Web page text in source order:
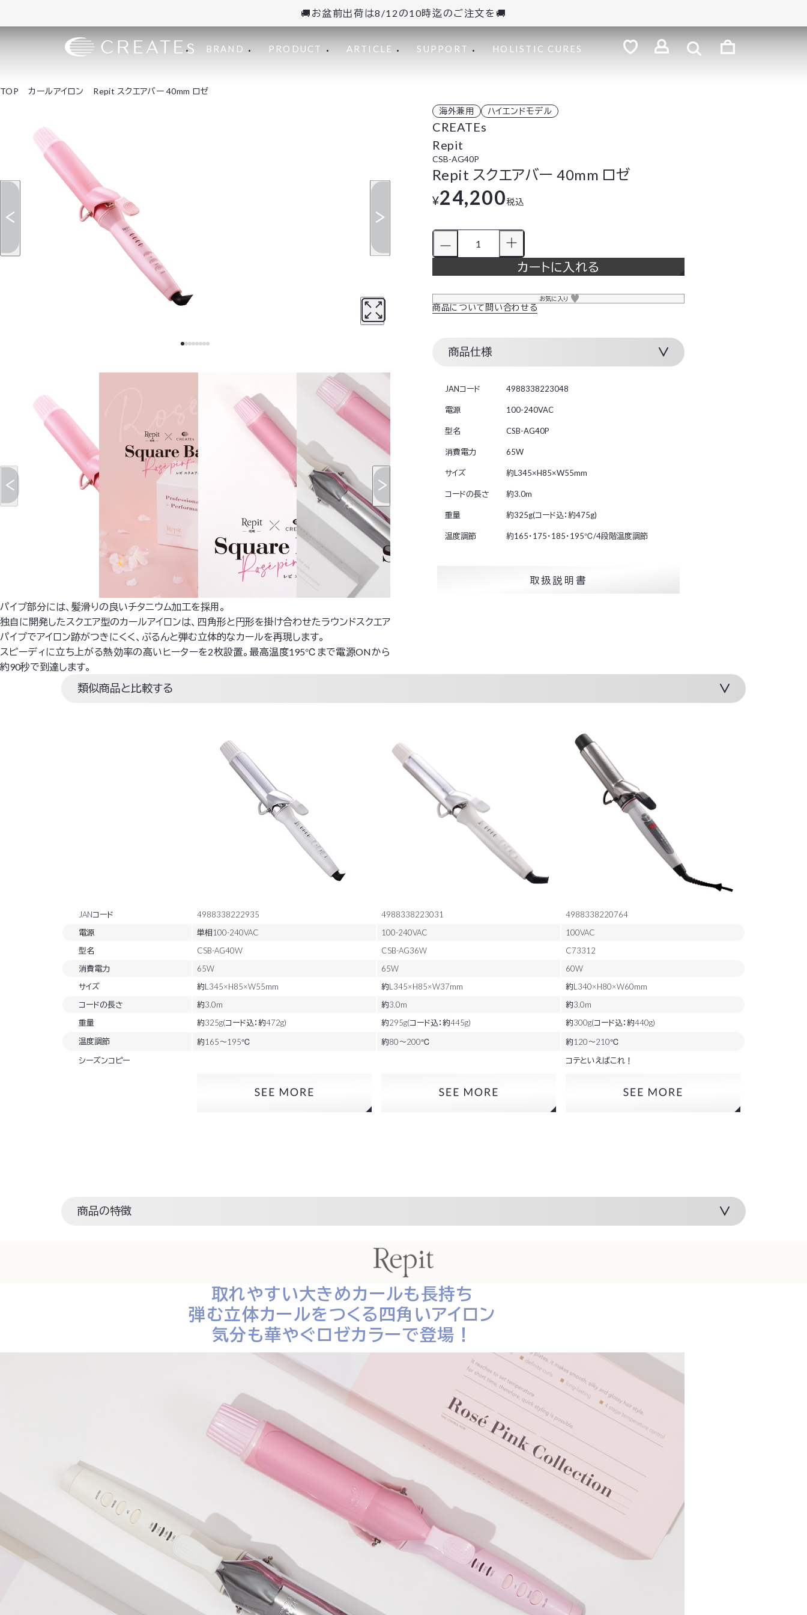
🚚お盆前出荷は8/12の10時迄のご注文を🚚
BRAND PRODUCT ARTICLE SUPPORT HOLISTIC CURES
TOP カールアイロン Repit スクエアバー 40mm ロゼ
パイプ部分には、髪滑りの良いチタニウム加工を採用。
独自に開発したスクエア型のカールアイロンは、四角形と円形を掛け合わせたラウンドスクエア
パイプでアイロン跡がつきにくく、ぷるんと弾む立体的なカールを再現します。
スピーディに立ち上がる熱効率の高いヒーターを2枚設置。最高温度195℃まで電源ONから
約90秒で到達します。
海外兼用 ハイエンドモデル
CREATEs
Repit
CSB-AG40P
Repit スクエアバー 40mm ロゼ
¥24,200税込
カートに入れる
お気に入り
商品について問い合わせる
商品仕様
JANコード 4988338223048
電源 100-240VAC
型名 CSB-AG40P
消費電力 65W
サイズ 約L345×H85×W55mm
コードの長さ 約3.0m
重量 約325g(コード込：約475g)
温度調節 約165・175・185・195℃/4段階温度調節
取扱説明書
類似商品と比較する
JANコード 4988338222935 4988338223031
4988338220764
電源
単相100-240VAC 100-240VAC
100VAC
型名
CSB-AG40W CSB-AG36W
C73312
消費電力
65W 65W
60W
サイズ
約L345×H85×W55mm 約L345×H85×W37mm
約L340×H80×W60mm
コードの長さ
約3.0m 約3.0m
約3.0m
重量
約325g(コード込：約472g) 約295g(コード込：約445g)
約300g(コード込：約440g)
温度調節
約165～195℃ 約80～200℃
約120～210℃
シーズンコピー
コテといえばこれ！
商品の特徴
取れやすい大きめカールも長持ち
弾む立体カールをつくる四角いアイロン
気分も華やぐロゼカラーで登場！